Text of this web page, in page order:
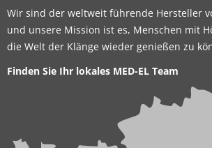
Wir sind der weltweit führende Hersteller
und unsere Mission ist es, Menschen mit
die Welt der Klänge wieder genießen zu
Finden Sie Ihr lokales MED-EL Team